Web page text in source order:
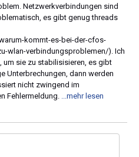
Netzwerkverbindungen sind
es gibt genug threads
kommt-es-bei-der-cfos-
wlan-verbindungsproblemen/). Ich
um sie zu stabilisisieren, es gibt
Unterbrechungen, dann werden
nicht zwingend im
Fehlermeldung. ...mehr lesen